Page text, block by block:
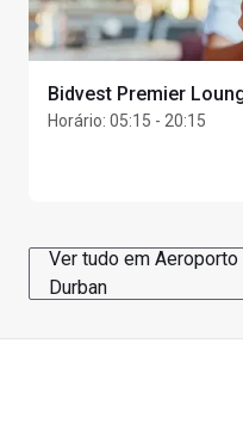
Bidvest Premier
Horário: 05:15 - 20:15
Ver tudo em Aeroporto
Durban